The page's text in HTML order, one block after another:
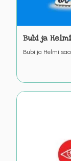
Bubi ja
Bubi ja Helmi